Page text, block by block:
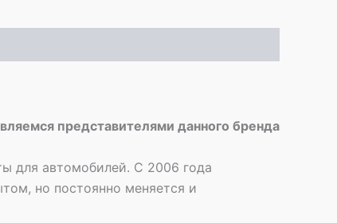
представителями данного бренда
для автомобилей. С 2006 года
но постоянно меняется и